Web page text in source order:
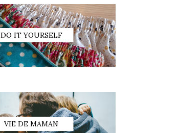
DO IT YOURSELF
VIE DE MAMAN